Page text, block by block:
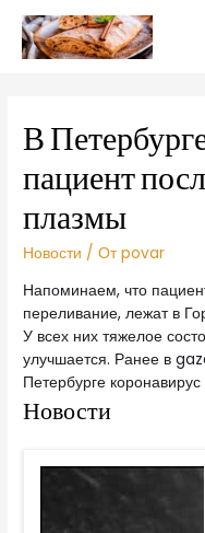
В
пациент
плазмы
Новости / От povar
Напоминаем, что
переливание, лежат в
У всех них тяжелое
улучшается. Ранее в
Петербурге
Новости